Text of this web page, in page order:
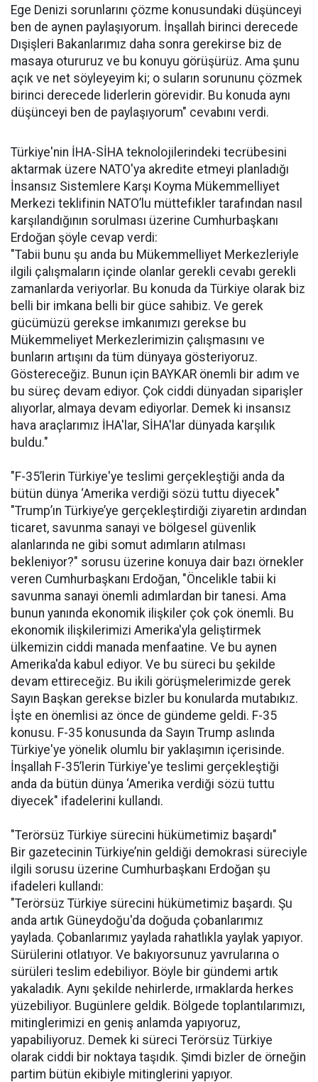
Ege Denizi sorunlarını çözme konusundaki düşünceyi
ben de aynen paylaşıyorum. İnşallah birinci derecede
Dışişleri Bakanlarımız daha sonra gerekirse biz de
masaya otururuz ve bu konuyu görüşürüz. Ama şunu
açık ve net söyleyeyim ki; o suların sorununu çözmek
birinci derecede liderlerin görevidir. Bu konuda aynı
düşünceyi ben de paylaşıyorum" cevabını verdi.
Türkiye'nin İHA-SİHA teknolojilerindeki tecrübesini
aktarmak üzere NATO'ya akredite etmeyi planladığı
İnsansız Sistemlere Karşı Koyma Mükemmelliyet
Merkezi teklifinin NATO’lu müttefikler tarafından nasıl
karşılandığının sorulması üzerine Cumhurbaşkanı
Erdoğan şöyle cevap verdi:
"Tabii bunu şu anda bu Mükemmelliyet Merkezleriyle
ilgili çalışmaların içinde olanlar gerekli cevabı gerekli
zamanlarda veriyorlar. Bu konuda da Türkiye olarak biz
belli bir imkana belli bir güce sahibiz. Ve gerek
gücümüzü gerekse imkanımızı gerekse bu
Mükemmeliyet Merkezlerimizin çalışmasını ve
bunların artışını da tüm dünyaya gösteriyoruz.
Göstereceğiz. Bunun için BAYKAR önemli bir adım ve
bu süreç devam ediyor. Çok ciddi dünyadan siparişler
alıyorlar, almaya devam ediyorlar. Demek ki insansız
hava araçlarımız İHA'lar, SİHA'lar dünyada karşılık
buldu."
"F-35’lerin Türkiye'ye teslimi gerçekleştiği anda da
bütün dünya ‘Amerika verdiği sözü tuttu diyecek"
"Trump’ın Türkiye’ye gerçekleştirdiği ziyaretin ardından
ticaret, savunma sanayi ve bölgesel güvenlik
alanlarında ne gibi somut adımların atılması
bekleniyor?" sorusu üzerine konuya dair bazı örnekler
veren Cumhurbaşkanı Erdoğan, "Öncelikle tabii ki
savunma sanayi önemli adımlardan bir tanesi. Ama
bunun yanında ekonomik ilişkiler çok çok önemli. Bu
ekonomik ilişkilerimizi Amerika'yla geliştirmek
ülkemizin ciddi manada menfaatine. Ve bu aynen
Amerika'da kabul ediyor. Ve bu süreci bu şekilde
devam ettireceğiz. Bu ikili görüşmelerimizde gerek
Sayın Başkan gerekse bizler bu konularda mutabıkız.
İşte en önemlisi az önce de gündeme geldi. F-35
konusu. F-35 konusunda da Sayın Trump aslında
Türkiye'ye yönelik olumlu bir yaklaşımın içerisinde.
İnşallah F-35’lerin Türkiye'ye teslimi gerçekleştiği
anda da bütün dünya ‘Amerika verdiği sözü tuttu
diyecek" ifadelerini kullandı.
"Terörsüz Türkiye sürecini hükümetimiz başardı"
Bir gazetecinin Türkiye’nin geldiği demokrasi süreciyle
ilgili sorusu üzerine Cumhurbaşkanı Erdoğan şu
ifadeleri kullandı:
"Terörsüz Türkiye sürecini hükümetimiz başardı. Şu
anda artık Güneydoğu'da doğuda çobanlarımız
yaylada. Çobanlarımız yaylada rahatlıkla yaylak yapıyor.
Sürülerini otlatıyor. Ve bakıyorsunuz yavrularına o
sürüleri teslim edebiliyor. Böyle bir gündemi artık
yakaladık. Aynı şekilde nehirlerde, ırmaklarda herkes
yüzebiliyor. Bugünlere geldik. Bölgede toplantılarımızı,
mitinglerimizi en geniş anlamda yapıyoruz,
yapabiliyoruz. Demek ki süreci Terörsüz Türkiye
olarak ciddi bir noktaya taşıdık. Şimdi bizler de örneğin
partim bütün ekibiyle mitinglerini yapıyor.